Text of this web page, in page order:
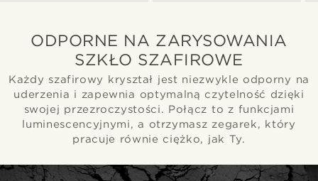
ODPORNE NA ZARYSOWANIA
SZKŁO SZAFIROWE
Każdy szafirowy kryształ jest niezwykle odporny na
uderzenia i zapewnia optymalną czytelność dzięki
swojej przezroczystości. Połącz to z funkcjami
luminescencyjnymi, a otrzymasz zegarek, który
pracuje równie ciężko, jak Ty.